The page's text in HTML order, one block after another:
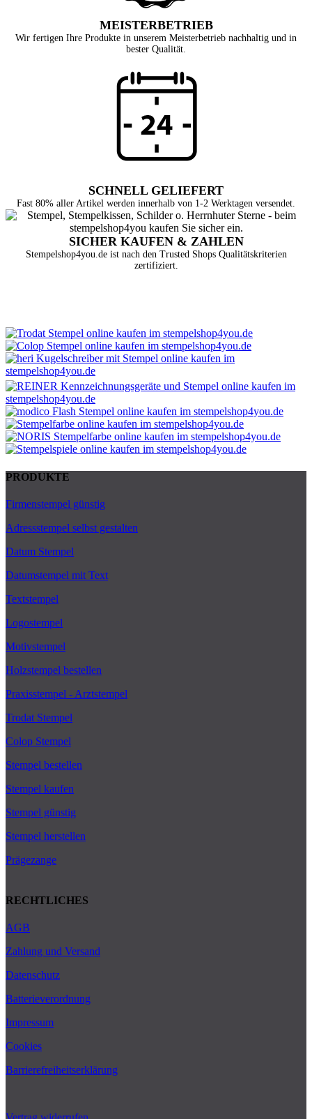
MEISTERBETRIEB
Wir fertigen Ihre Produkte in unserem Meisterbetrieb nachhaltig und in
bester Qualität.
SCHNELL GELIEFERT
Fast 80% aller Artikel werden innerhalb von 1-2 Werktagen versendet.
SICHER KAUFEN & ZAHLEN
Stempelshop4you.de ist nach den Trusted Shops Qualitätskriterien
zertifiziert.
PRODUKTE
Firmenstempel günstig
Adressstempel selbst gestalten
Datum Stempel
Datumstempel mit Text
Textstempel
Logostempel
Motivstempel
Holzstempel bestellen
Praxisstempel - Arztstempel
Trodat Stempel
Colop Stempel
Stempel bestellen
Stempel kaufen
Stempel günstig
Stempel herstellen
Prägezange
RECHTLICHES
AGB
Zahlung und Versand
Datenschutz
Batterieverordnung
Impressum
Cookies
Barrierefreiheitserklärung